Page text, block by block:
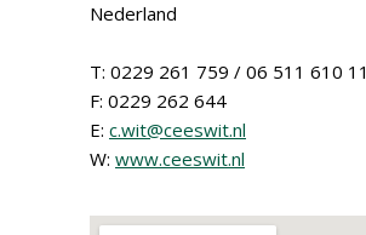
Nederland
T: 0229 261 759 / 06 511 610 11
F: 0229 262 644
E: c.wit@ceeswit.nl
W: www.ceeswit.nl